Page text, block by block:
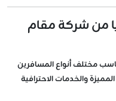
من شركة مقام
مختلف أنواع المسافرين
والخدمات الاحترافية